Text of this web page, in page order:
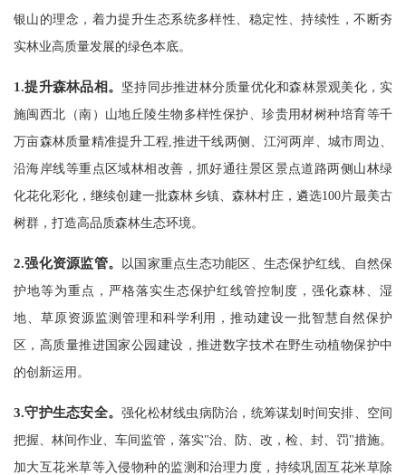
银山的理念，着力提升生态系统多样性、稳定性、持续性，不断夯
实林业高质量发展的绿色本底。
1.提升森林品相。
坚持同步推进林分质量优化和森林景观美化，实
施闽西北（南）山地丘陵生物多样性保护、珍贵用材树种培育等千
万亩森林质量精准提升工程,推进干线两侧、江河两岸、城市周边、
沿海岸线等重点区域林相改善，抓好通往景区景点道路两侧山林绿
化花化彩化，继续创建一批森林乡镇、森林村庄，遴选100片最美古
树群，打造高品质森林生态环境。
2.强化资源监管。
以国家重点生态功能区、生态保护红线、自然保
护地等为重点，严格落实生态保护红线管控制度，强化森林、湿
地、草原资源监测管理和科学利用，推动建设一批智慧自然保护
区，高质量推进国家公园建设，推进数字技术在野生动植物保护中
的创新运用。
3.守护生态安全。 强化松材线虫病防治，统筹谋划时间安排、空间
把握、林间作业、车间监管，落实"治、防、改，检、封、罚"措施。
加大互花米草等入侵物种的监测和治理力度，持续巩固互花米草除